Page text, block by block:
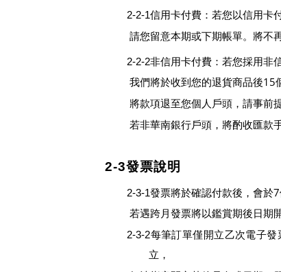
2-2-1信用卡付費：若您以信用卡
請您留意本期或下期帳單。將不
2-2-2非信用卡付費：若您採用非
我們將於收到您的退貨商品後15
將款項退至您個人戶頭，請事前
若非華南銀行戶頭，將酌收匯款
2-3發票說明
2-3-1發票將於確認付款後，會於7
若遇跨月發票將以鑑賞期後日期開
2-3-2每筆訂單僅開立乙次電子
立，